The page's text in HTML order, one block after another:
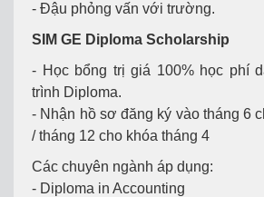
- Đậu phỏng vấn với trường.
SIM GE Diploma Scholarship
- Học bổng trị giá 100% học phí
trình Diploma.
- Nhận hồ sơ đăng ký vào tháng 6
/ tháng 12 cho khóa tháng 4
Các chuyên ngành áp dụng:
- Diploma in Accounting